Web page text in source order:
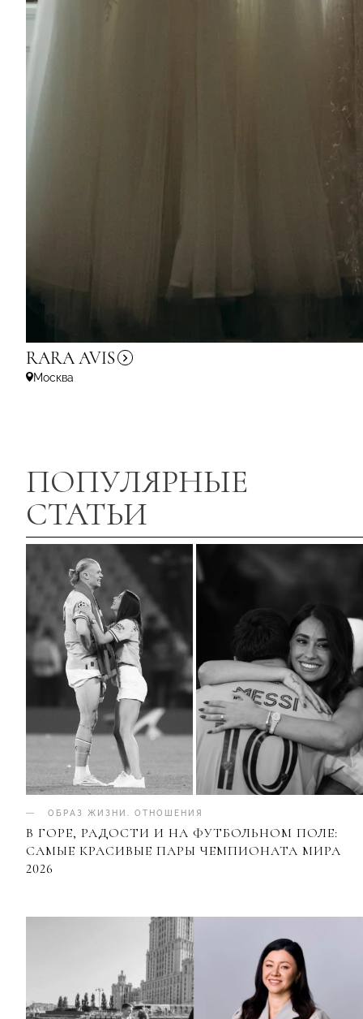
RARAAVIS
Москва
ПОПУЛЯРНЫЕ
СТАТЬИ
ОБРАЗ ЖИЗНИ ОТНОШЕНИЯ
В ГОРЕ, РАДОСТИ И НА ФУТБОЛЬНОМ ПОЛЕ:
САМЫЕ КРАСИВЫЕ ПАРЫ ЧЕМПИОНАТА МИРА
2026